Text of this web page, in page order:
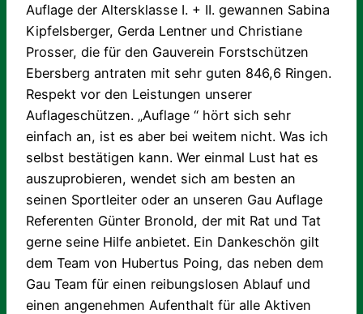
Auflage der Altersklasse I. + II. gewannen Sabina
Kipfelsberger, Gerda Lentner und Christiane
Prosser, die für den Gauverein Forstschützen
Ebersberg antraten mit sehr guten 846,6 Ringen.
Respekt vor den Leistungen unserer
Auflageschützen. „Auflage “ hört sich sehr
einfach an, ist es aber bei weitem nicht. Was ich
selbst bestätigen kann. Wer einmal Lust hat es
auszuprobieren, wendet sich am besten an
seinen Sportleiter oder an unseren Gau Auflage
Referenten Günter Bronold, der mit Rat und Tat
gerne seine Hilfe anbietet. Ein Dankeschön gilt
dem Team von Hubertus Poing, das neben dem
Gau Team für einen reibungslosen Ablauf und
einen angenehmen Aufenthalt für alle Aktiven